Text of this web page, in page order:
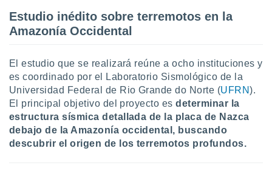
sean
se
para
ni para
o
aunque
Estudio inédito sobre terremotos en la
Amazonía Occidental
El estudio que se realizará reúne a ocho instituciones y
es coordinado por el Laboratorio Sismológico de la
Universidad Federal de Rio Grande do Norte (UFRN).
El principal objetivo del proyecto esdeterminar la
estructura sísmica detallada de la placa de Nazca
debajo de la Amazonía occidental, buscando
descubrir el origen de los terremotos profundos.